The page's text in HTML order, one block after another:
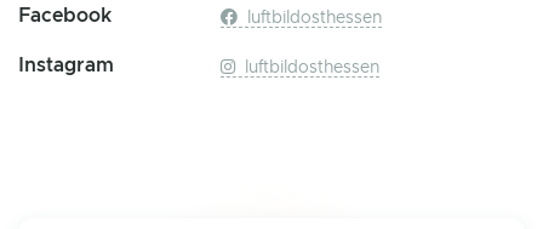
Facebook luftbildosthessen
Instagram luftbildosthessen